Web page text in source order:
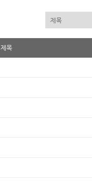
제목